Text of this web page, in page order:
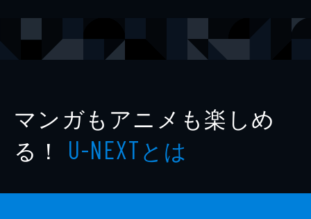
モデル 杉原杏璃
出版社 ドラゴンフライブック
レーベル ver.A
マンガもアニメも楽しめ
る！ U-NEXTとは